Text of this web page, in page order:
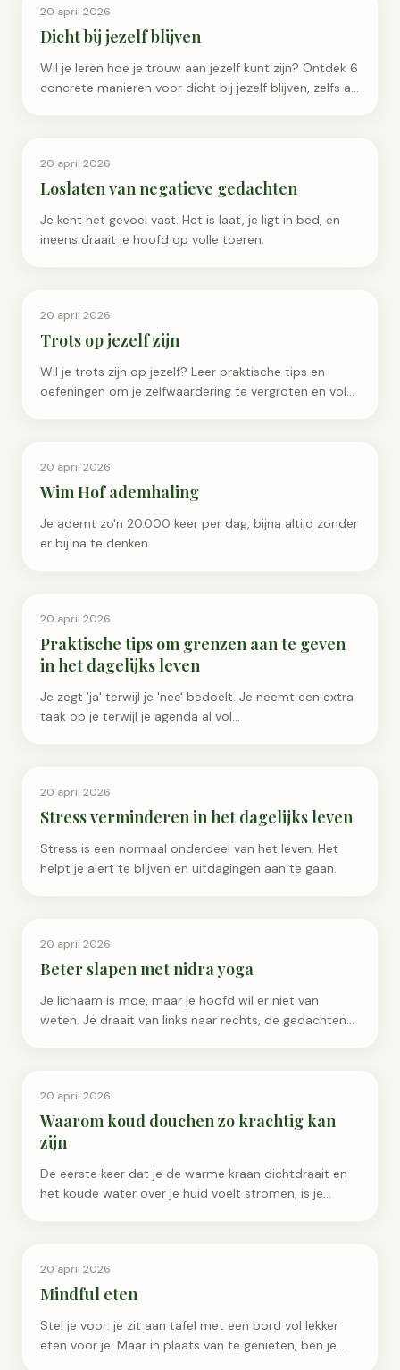
Persoonlijke Groei
20 april 2026
Dicht bij jezelf blijven
Wil je leren hoe je trouw aan jezelf kunt zijn? Ontdek 6
concrete manieren voor dicht bij jezelf blijven, zelfs als
Emotioneel Welzijn
20 april 2026
Loslaten van negatieve gedachten
Je kent het gevoel vast. Het is laat, je ligt in bed, en
ineens draait je hoofd op volle toeren.
Persoonlijke Groei
20 april 2026
Trots op jezelf zijn
Wil je trots zijn op jezelf? Leer praktische tips en
oefeningen om je zelfwaardering te vergroten en vol
Ademhaling & Ontspanning
20 april 2026
Wim Hof ademhaling
Je ademt zo'n 20.000 keer per dag, bijna altijd zonder
er bij na te denken.
Meditatie & Yoga
20 april 2026
Praktische tips om grenzen aan te geven
in het dagelijks leven
Je zegt 'ja' terwijl je 'nee' bedoelt. Je neemt een extra
taak op je terwijl je agenda al vol…
Ademhaling & Ontspanning
20 april 2026
Stress verminderen in het dagelijks leven
Stress is een normaal onderdeel van het leven. Het
helpt je alert te blijven en uitdagingen aan te gaan.
Meditatie & Yoga
20 april 2026
Beter slapen met nidra yoga
Je lichaam is moe, maar je hoofd wil er niet van
weten. Je draait van links naar rechts, de gedachten
Persoonlijke Groei
20 april 2026
Waarom koud douchen zo krachtig kan
zijn
De eerste keer dat je de warme kraan dichtdraait en
het koude water over je huid voelt stromen, is je
Geluk & Psychologie
20 april 2026
Mindful eten
Stel je voor: je zit aan tafel met een bord vol lekker
eten voor je. Maar in plaats van te genieten, ben je